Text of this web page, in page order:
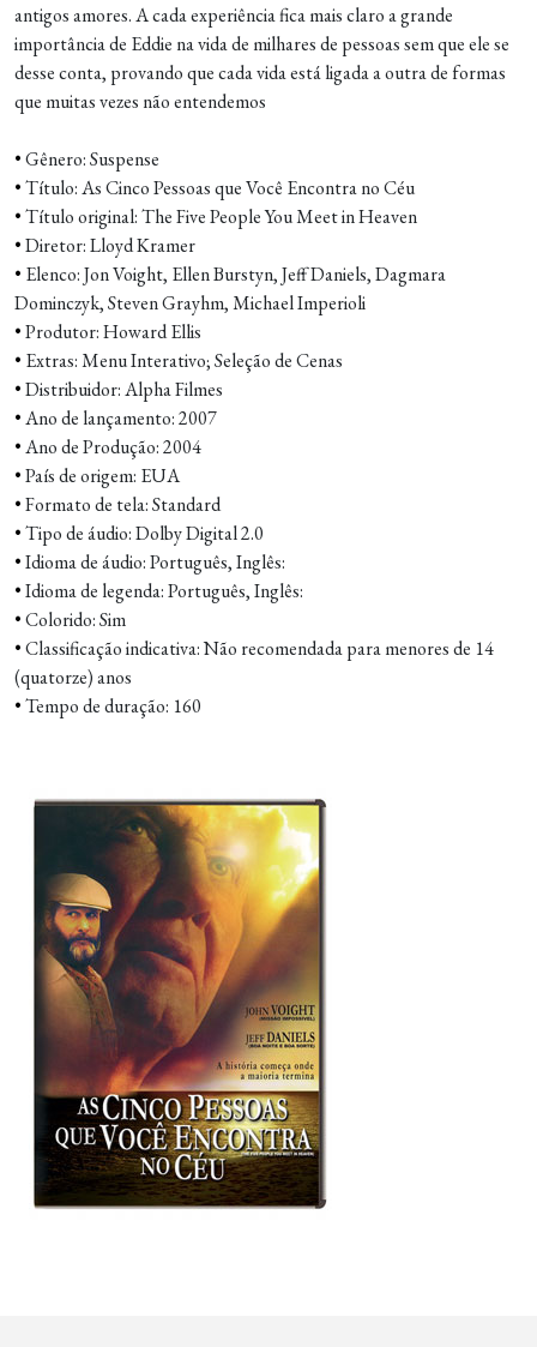
antigos amores. A cada experiência fica mais claro a grande
importância de Eddie na vida de milhares de pessoas sem que ele se
desse conta, provando que cada vida está ligada a outra de formas
que muitas vezes não entendemos
•Gênero: Suspense
•Título: As Cinco Pessoas que Você Encontra no Céu
•Título original: The Five People You Meet in Heaven
•Diretor: Lloyd Kramer
• Elenco: Jon Voight, Ellen Burstyn, Jeff Daniels, Dagmara
Dominczyk, Steven Grayhm, Michael Imperioli
•Produtor: Howard Ellis
• Extras: Menu Interativo; Seleção de Cenas
•Distribuidor: Alpha Filmes
•Ano de lançamento: 2007
•Ano de Produção: 2004
•País de origem: EUA
•Formato de tela: Standard
•Tipo de áudio: Dolby Digital 2.0
•Idioma de áudio: Português, Inglês:
•Idioma de legenda: Português, Inglês:
•Colorido: Sim
•Classificação indicativa: Não recomendada para menores de 14
(quatorze) anos
•Tempo de duração: 160